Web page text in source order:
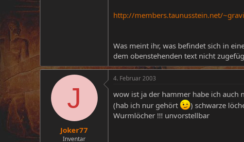
http://members.taunusstein.net/
Was meint ihr, was befindet sich in
dem obenstehenden text nicht
J
Joker77
Inventar
4. Februar 2003
wow ist ja der hammer habe ich auch
(hab ich nur gehört
) schwarze
Wurmlöcher !!! unvorstellbar